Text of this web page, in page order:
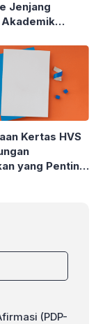
Jenjang
Kertas HVS
yang Penting
(PDP-